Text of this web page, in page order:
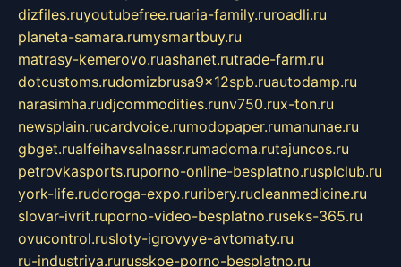
dizfiles.ruyoutubefree.ruaria-family.ruroadli.ru
planeta-samara.rumysmartbuy.ru
matrasy-kemerovo.ruashanet.rutrade-farm.ru
dotcustoms.rudomizbrusa9x12spb.ruautodamp.ru
narasimha.rudjcommodities.runv750.rux-ton.ru
newsplain.rucardvoice.rumodopaper.rumanunae.ru
gbget.rualfeihavsalnassr.rumadoma.rutajuncos.ru
petrovkasports.ruporno-online-besplatno.rusplclub.ru
york-life.rudoroga-expo.ruribery.rucleanmedicine.ru
slovar-ivrit.ruporno-video-besplatno.ruseks-365.ru
ovucontrol.rusloty-igrovyye-avtomaty.ru
ru-industriya.rurusskoe-porno-besplatno.ru